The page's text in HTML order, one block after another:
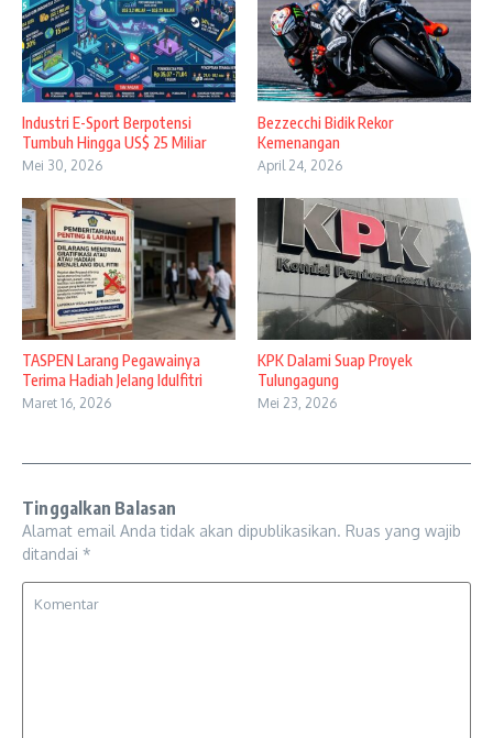
Industri E-Sport Berpotensi
Tumbuh Hingga US$ 25 Miliar
Mei 30, 2026
Bezzecchi Bidik Rekor
Kemenangan
April 24, 2026
TASPEN Larang Pegawainya
Terima Hadiah Jelang Idulfitri
Maret 16, 2026
KPK Dalami Suap Proyek
Tulungagung
Mei 23, 2026
Tinggalkan Balasan
Alamat email Anda tidak akan dipublikasikan. Ruas yang wajib
ditandai *